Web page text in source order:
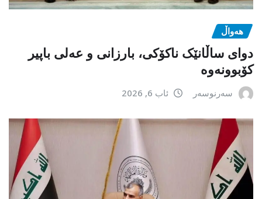
هەواڵ
دوای ساڵانێک ناکۆکی، بارزانی و عەلی باپیر
کۆبوونەوە
سەرنوسەر ئاب 6, 2026